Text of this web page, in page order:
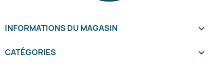
INFORMATIONS DU MAGASIN keyboard_arrow_down
CATÉGORIES 